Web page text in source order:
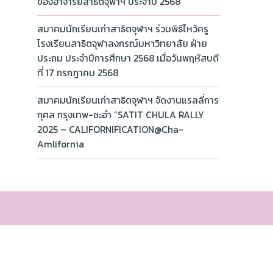
สมาคมนักเรียนเก่าสาธิตจุฬาฯ ร่วมพิธีไหว้ครู
โรงเรียนสาธิตจุฬาลงกรณ์มหาวิทยาลัย ฝ่าย
ประถม ประจำปีการศึกษา 2568 เมื่อวันพฤหัสบดี
ที่ 17 กรกฎาคม 2568
สมาคมนักเรียนเก่าสาธิตจุฬาฯ จัดงานแรลลี่การ
กุศล กรุงเทพ-ชะอำ “SATIT CHULA RALLY
2025 – CALIFORNIFICATION@Cha-
Amlifornia